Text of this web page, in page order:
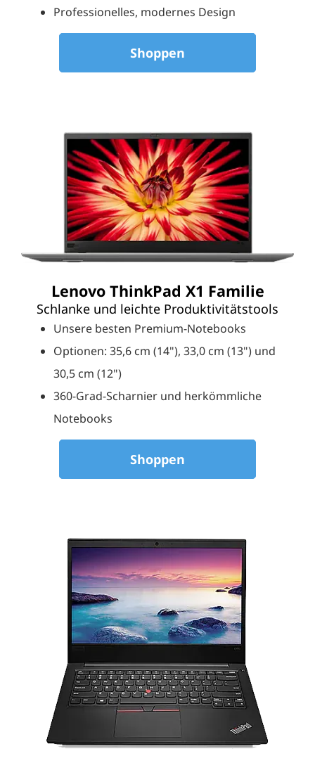
Professionelles, modernes Design
Shoppen
Lenovo ThinkPad X1 Familie
Schlanke und leichte Produktivitätstools
Unsere besten Premium-Notebooks
Optionen: 35,6 cm (14"), 33,0 cm (13") und
30,5 cm (12")
360-Grad-Scharnier und herkömmliche
Notebooks
Shoppen